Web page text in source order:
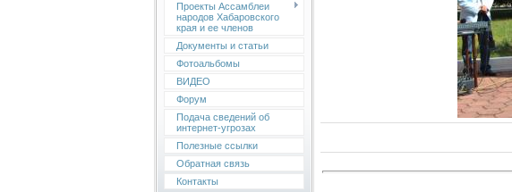
Проекты Ассамблеи
народов Хабаровского
края и ее членов
Документы и статьи
Фотоальбомы
ВИДЕО
Форум
Подача сведений об
интернет-угрозах
Полезные ссылки
Обратная связь
Контакты